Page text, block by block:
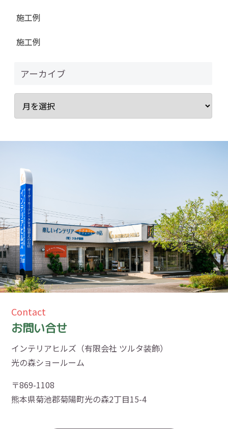
施工例
施工例
アーカイブ
Contact
お問い合せ
インテリアヒルズ（有限会社 ツルタ装飾）
光の森ショールーム
〒869-1108
熊本県菊池郡菊陽町光の森2丁目15-4